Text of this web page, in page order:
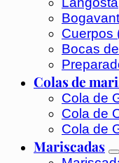
Cuerpos
Bocas
Colas de
Cola de
Cola de
Cola de
Mariscadas